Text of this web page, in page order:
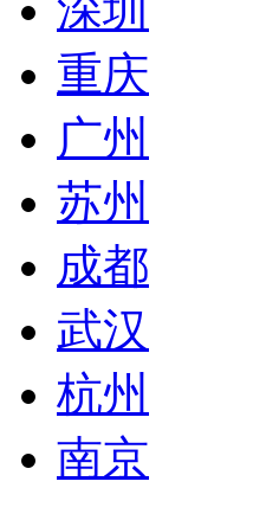
重庆
广州
苏州
成都
武汉
杭州
南京